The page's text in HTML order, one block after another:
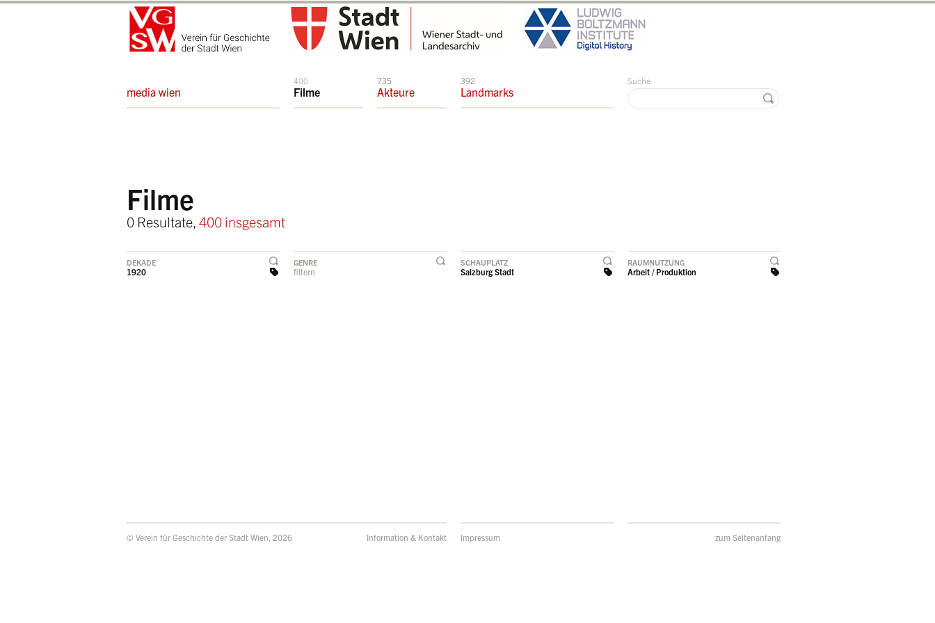
media wien
400
Filme
735
Akteure
392
Landmarks
Suche
Filme
0 Resultate, 400 insgesamt
DEKADE
1920
GENRE
filtern
SCHAUPLATZ
Salzburg Stadt
RAUMNUTZUNG
Arbeit / Produktion
© Verein für Geschichte der Stadt Wien, 2026 Information & Kontakt Impressum zum Seitenanfang